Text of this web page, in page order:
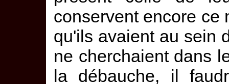
conservent encore ce
qu'ils avaient au sein
ne cherchaient dans
la débauche, il